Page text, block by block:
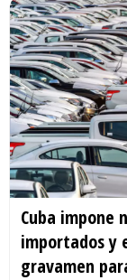
Cuba impone
importados y
gravamen